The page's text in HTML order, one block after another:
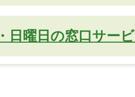
日曜日の窓口サー